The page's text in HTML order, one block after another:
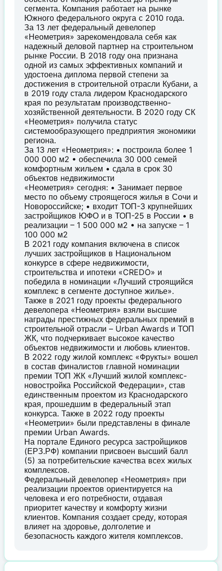
сегмента. Компания работает на рынке
Южного федерального округа с 2010 года.
За 13 лет федеральный девелопер
«Неометрия» зарекомендовала себя как
надежный деловой партнер на строительном
рынке России. В 2018 году она признана
одной из самых эффективных компаний и
удостоена диплома первой степени за
достижения в строительной отрасли Кубани, а
в 2019 году стала лидером Краснодарского
края по результатам производственно-
хозяйственной деятельности. В 2020 году СК
«Неометрия» получила статус
системообразующего предприятия экономики
региона.
За 13 лет «Неометрия»: • построила более 1
000 000 м2 • обеспечила 30 000 семей
комфортным жильем • сдала в срок 30
объектов недвижимости
«Неометрия» сегодня: • Занимает первое
место по объему строящегося жилья в Сочи и
Новороссийске; • входит ТОП-3 крупнейших
застройщиков ЮФО и в ТОП-25 в России • в
реализации – 1 500 000 м2 • на запуске – 1
100 000 м2
В 2021 году компания включена в список
лучших застройщиков в Национальном
конкурсе в сфере недвижимости,
строительства и ипотеки «CREDO» и
победила в номинации «Лучший строящийся
комплекс в сегменте доступное жилье».
Также в 2021 году проекты федерального
девелопера «Неометрия» взяли высшие
награды престижных федеральных премий в
строительной отрасли – Urban Awards и ТОП
ЖК, что подчеркивает высокое качество
объектов недвижимости и любовь клиентов.
В 2022 году жилой комплекс «Фрукты» вошел
в состав финалистов главной номинации
премии ТОП ЖК «Лучший жилой комплекс-
новостройка Российской Федерации», став
единственным проектом из Краснодарского
края, прошедшим в федеральный этап
конкурса. Также в 2022 году проекты
«Неометрии» были представлены в финале
премии Urban Awards.
На портале Единого ресурса застройщиков
(ЕРЗ.РФ) компании присвоен высший балл
(5) за потребительские качества всех жилых
комплексов.
Федеральный девелопер «Неометрия» при
реализации проектов ориентируется на
человека и его потребности, отдавая
приоритет качеству и комфорту жизни
клиентов. Компания создает среду, которая
влияет на здоровье, долголетие и
безопасность каждого жителя комплексов.